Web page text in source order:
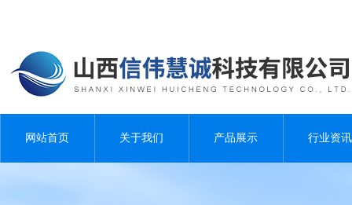
网站首页 关于我们 产品展示 行业资讯